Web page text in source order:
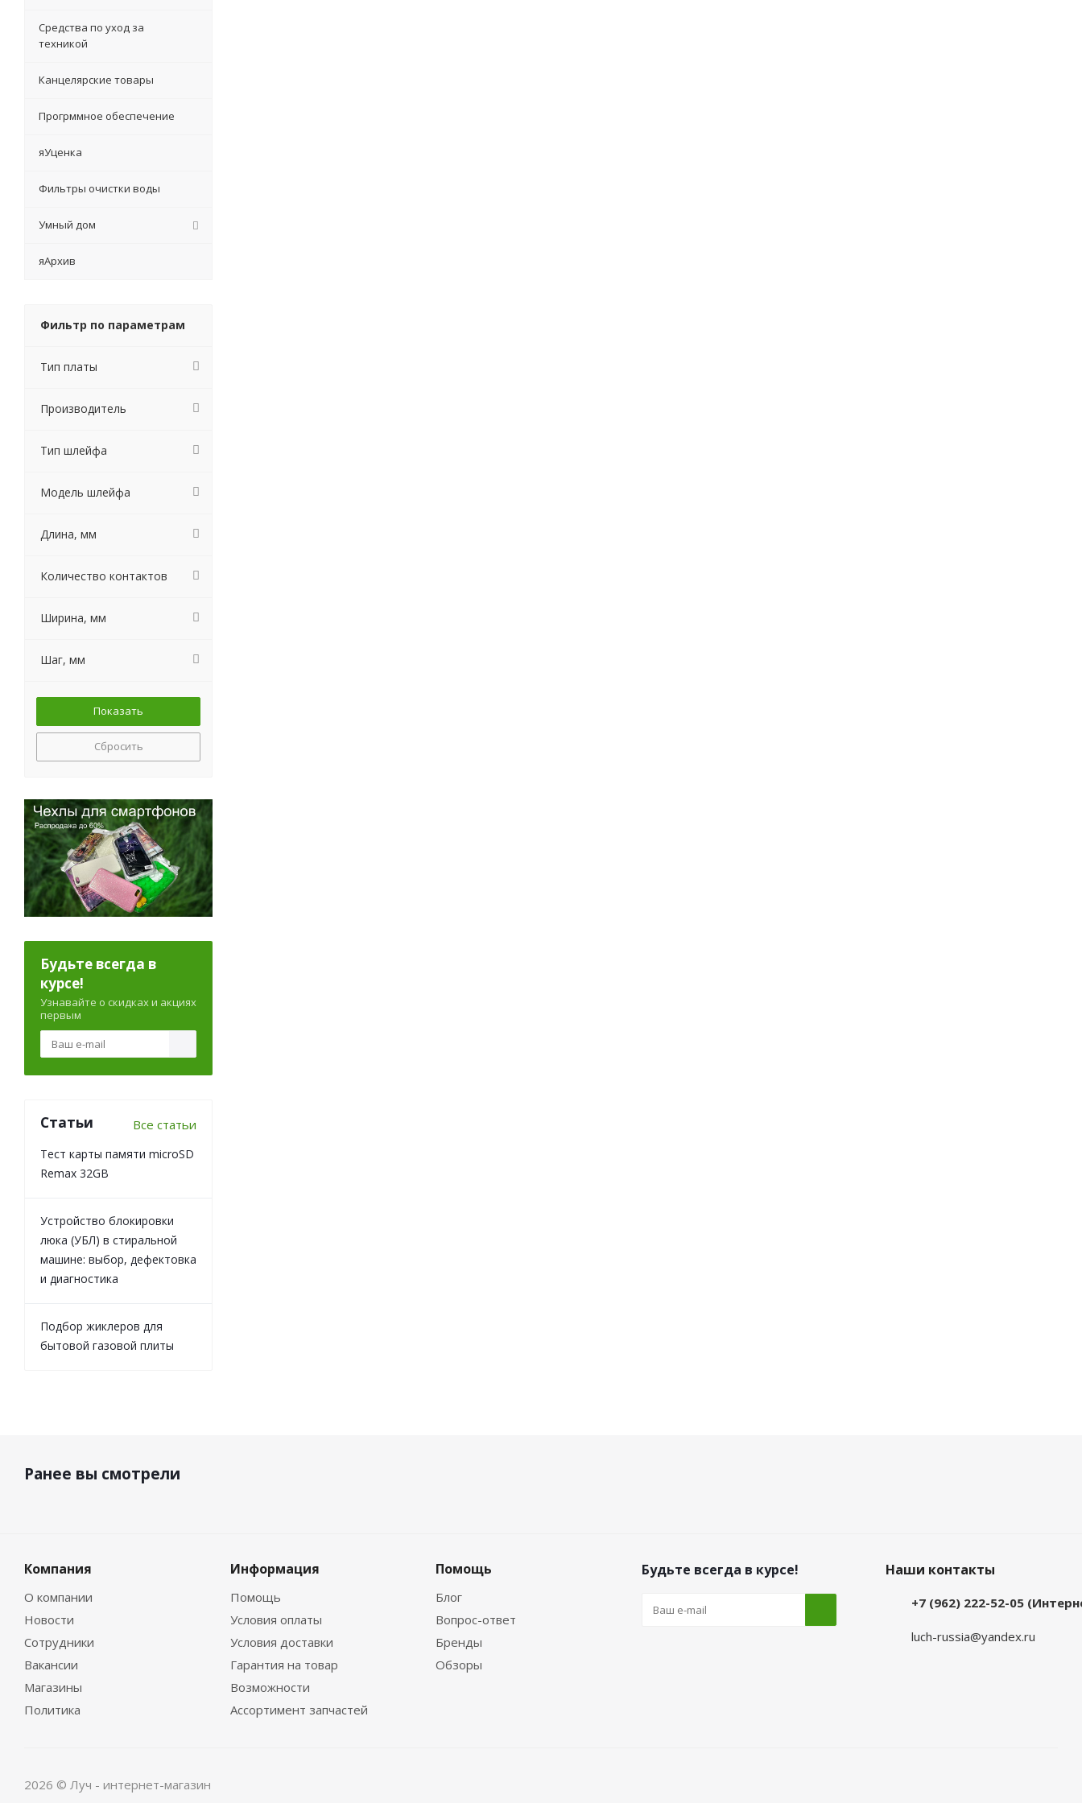
Средства по уход за
техникой
Канцелярские товары
Прогрммное обеспечение
яУценка
Фильтры очистки воды
Умный дом
яАрхив
Фильтр по параметрам
Тип платы
Производитель
Тип шлейфа
Модель шлейфа
Длина, мм
Количество контактов
Ширина, мм
Шаг, мм
Сбросить
Будьте всегда в
курсе!
Узнавайте о скидках и акциях
первым
Статьи Все статьи
Тест карты памяти microSD
Remax 32GB
Устройство блокировки
люка (УБЛ) в стиральной
машине: выбор, дефектовка
и диагностика
Подбор жиклеров для
бытовой газовой плиты
Ранее вы смотрели
Компания
О компании
Новости
Сотрудники
Вакансии
Магазины
Политика
Информация
Помощь
Условия оплаты
Условия доставки
Гарантия на товар
Возможности
Ассортимент запчастей
Помощь
Блог
Вопрос-ответ
Бренды
Обзоры
Будьте всегда в курсе! Наши контакты
+7 (962) 222-52-05
luch-russia@yandex.ru
2026 © Луч - интернет-магазин